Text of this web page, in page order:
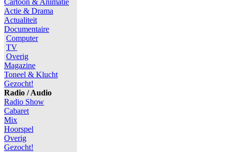
Cartoon & Animatie
Actie & Drama
Actualiteit
Documentaire
Computer
TV
Overig
Magazine
Toneel & Klucht
Gezocht!
Radio / Audio
Radio Show
Cabaret
Mix
Hoorspel
Overig
Gezocht!